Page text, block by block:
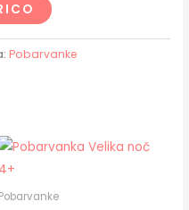
Pobarvanke
Pobarvanke